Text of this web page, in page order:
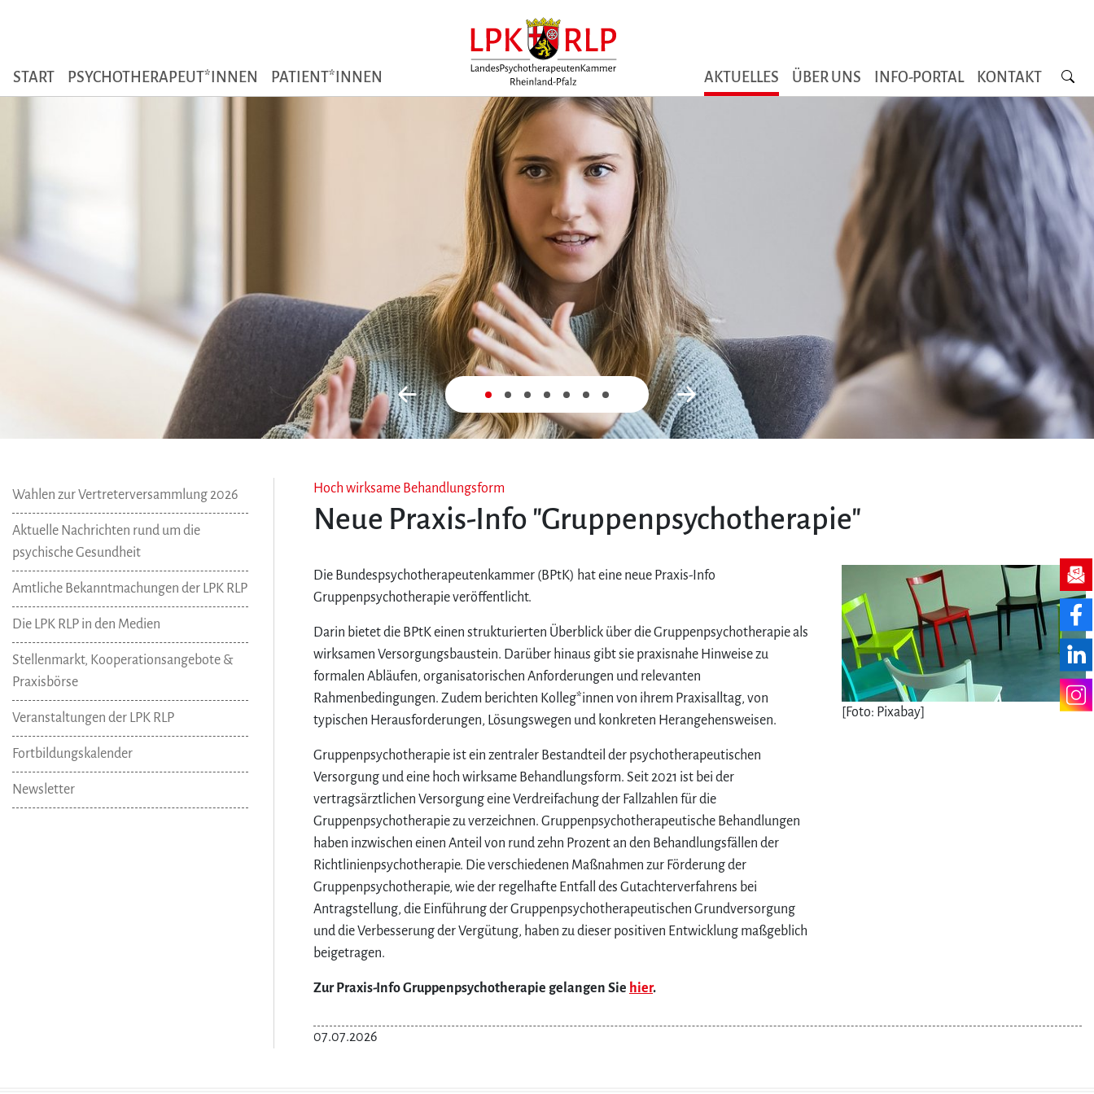
START PSYCHOTHERAPEUT*INNEN PATIENT*INNEN AKTUELLES ÜBER UNS INFO-PORTAL KONTAKT
Zurück Next
Wahlen zur Vertreterversammlung 2026
Aktuelle Nachrichten rund um die
psychische Gesundheit
Amtliche Bekanntmachungen der LPK RLP
Die LPK RLP in den Medien
Stellenmarkt, Kooperationsangebote &
Praxisbörse
Veranstaltungen der LPK RLP
Fortbildungskalender
Newsletter
Hoch wirksame Behandlungsform
Neue Praxis-Info "Gruppenpsychotherapie"
Die Bundespsychotherapeutenkammer (BPtK) hat eine neue Praxis-Info
Gruppenpsychotherapie veröffentlicht.
Darin bietet die BPtK einen strukturierten Überblick über die Gruppenpsychotherapie als
wirksamen Versorgungsbaustein. Darüber hinaus gibt sie praxisnahe Hinweise zu
formalen Abläufen, organisatorischen Anforderungen und relevanten
Rahmenbedingungen. Zudem berichten Kolleg*innen von ihrem Praxisalltag, von
typischen Herausforderungen, Lösungswegen und konkreten Herangehensweisen.
Gruppenpsychotherapie ist ein zentraler Bestandteil der psychotherapeutischen
Versorgung und eine hoch wirksame Behandlungsform. Seit 2021 ist bei der
vertragsärztlichen Versorgung eine Verdreifachung der Fallzahlen für die
Gruppenpsychotherapie zu verzeichnen. Gruppenpsychotherapeutische Behandlungen
haben inzwischen einen Anteil von rund zehn Prozent an den Behandlungsfällen der
Richtlinienpsychotherapie. Die verschiedenen Maßnahmen zur Förderung der
Gruppenpsychotherapie, wie der regelhafte Entfall des Gutachterverfahrens bei
Antragstellung, die Einführung der Gruppenpsychotherapeutischen Grundversorgung
und die Verbesserung der Vergütung, haben zu dieser positiven Entwicklung maßgeblich
beigetragen.
Zur Praxis-Info Gruppenpsychotherapie gelangen Sie hier.
[Foto: Pixabay]
07.07.2026